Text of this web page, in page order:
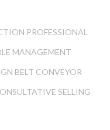
PROFESSIONAL
MANAGEMENT
BELT CONVEYOR
SELLING